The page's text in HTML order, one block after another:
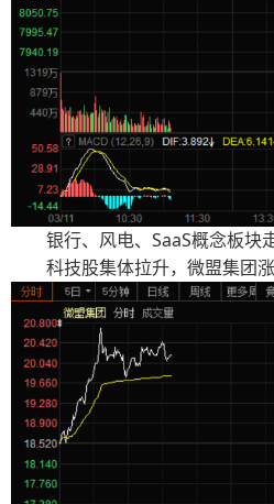
银行、风电、SaaS概念板块
科技股集体拉升，微盟集团